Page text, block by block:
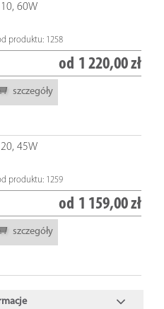
60W
produktu: 1258
od 1 220,00 zł
szczegóły
45W
produktu: 1259
od 1 159,00 zł
szczegóły